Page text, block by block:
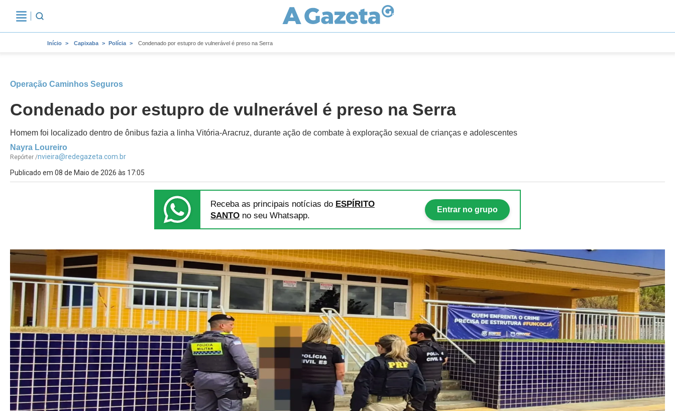
Início Capixaba Polícia Condenado por estupro de vulnerável é preso na Serra
Operação Caminhos Seguros
Condenado por estupro de vulnerável é preso na Serra
Homem foi localizado dentro de ônibus fazia a linha Vitória-Aracruz, durante ação de combate à exploração sexual de crianças e adolescentes
Nayra Loureiro
Repórter /nvieira@redegazeta.com.br
Publicado em 08 de Maio de 2026 às 17:05
Receba as principais notícias do ESPÍRITO
SANTO no seu Whatsapp.
Entrar no grupo